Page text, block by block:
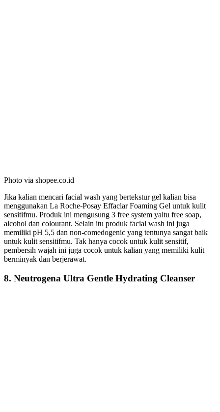
Photo via shopee.co.id
Jika kalian mencari facial wash yang bertekstur gel kalian bisa
menggunakan La Roche-Posay Effaclar Foaming Gel untuk kulit
sensitifmu. Produk ini mengusung 3 free system yaitu free soap,
alcohol dan colourant. Selain itu produk facial wash ini juga
memiliki pH 5,5 dan non-comedogenic yang tentunya sangat baik
untuk kulit sensitifmu. Tak hanya cocok untuk kulit sensitif,
pembersih wajah ini juga cocok untuk kalian yang memiliki kulit
berminyak dan berjerawat.
8. Neutrogena Ultra Gentle Hydrating Cleanser